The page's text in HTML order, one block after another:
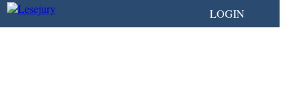
LOGIN